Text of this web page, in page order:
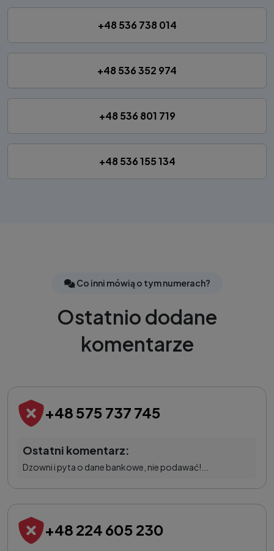
+48 536 738 014
+48 536 352 974
+48 536 801 719
+48 536 155 134
Co inni mówią o tym numerach?
Ostatnio dodane
komentarze
+48 575 737 745
Ostatni komentarz:
Dzowni i pyta o dane bankowe, nie podawać!...
+48 224 605 230